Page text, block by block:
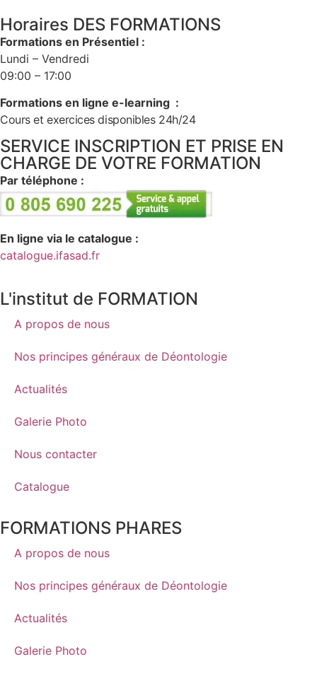
Horaires DES FORMATIONS
Formations en Présentiel :
Lundi – Vendredi
09:00 – 17:00
Formations en ligne e-learning :
Cours et exercices disponibles 24h/24
SERVICE INSCRIPTION ET PRISE EN
CHARGE DE VOTRE FORMATION
Par téléphone :
En ligne via le catalogue :
catalogue.ifasad.fr
L'institut de FORMATION
A propos de nous
Nos principes généraux de Déontologie
Actualités
Galerie Photo
Nous contacter
Catalogue
FORMATIONS PHARES
A propos de nous
Nos principes généraux de Déontologie
Actualités
Galerie Photo